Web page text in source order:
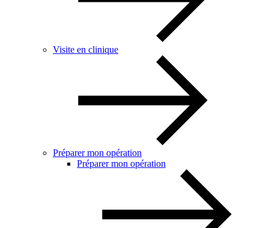
Visite en clinique
Préparer mon opération
Préparer mon opération